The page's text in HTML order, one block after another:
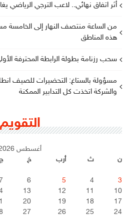
أثر اتفاق نهائي.. لاعب الترجي الرياضي
من الساعة منتصف النهار إلى الخامسة
هذه المناطق
سحب رزنامة بطولة الرابطة المحترفة
والشركة اتخذت كل التدابير الممكنة
التقويم
أغسطس 2026
ن
ث أرب خ
3
4
5
6
10
11
12
13
17
18
19
20
24
25
26
27